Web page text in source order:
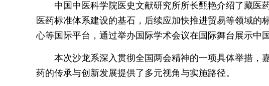
中国中医科学院医史文献研究所所长甄艳介绍了藏医
医药标准体系建设的基石，后续应加快推进贸易等领域的
心等国际平台，通过举办国际学术会议在国际舞台展示中
本次沙龙系深入贯彻全国两会精神的一项具体举措，
药的传承与创新发展提供了多元视角与实施路径。